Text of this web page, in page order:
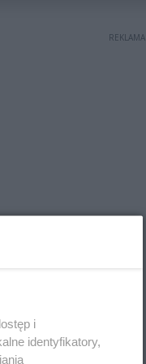
REKLAMA
i
identyfikatory,